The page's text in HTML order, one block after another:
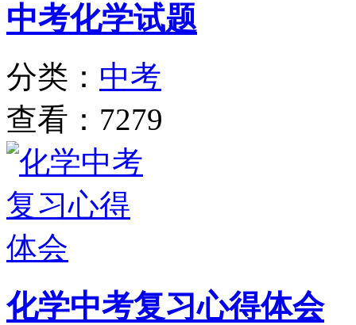
中考化学试题
分类： 中考
查看：7279
化学中考复习心得体会